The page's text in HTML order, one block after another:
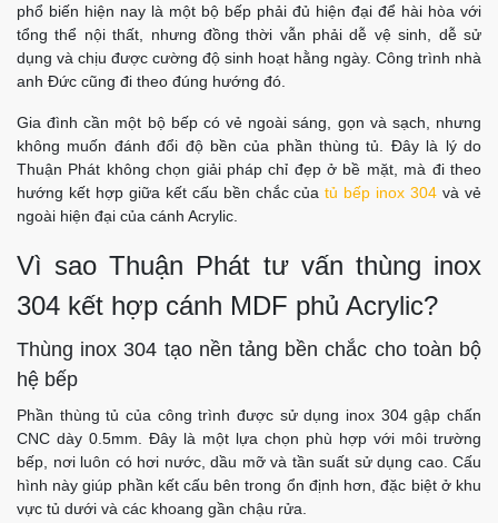
phổ biến hiện nay là một bộ bếp phải đủ hiện đại để hài hòa với
tổng thể nội thất, nhưng đồng thời vẫn phải dễ vệ sinh, dễ sử
dụng và chịu được cường độ sinh hoạt hằng ngày. Công trình nhà
anh Đức cũng đi theo đúng hướng đó.
Gia đình cần một bộ bếp có vẻ ngoài sáng, gọn và sạch, nhưng
không muốn đánh đổi độ bền của phần thùng tủ. Đây là lý do
Thuận Phát không chọn giải pháp chỉ đẹp ở bề mặt, mà đi theo
hướng kết hợp giữa kết cấu bền chắc củatủ bếp inox 304 và vẻ
ngoài hiện đại của cánh Acrylic.
Vì sao Thuận Phát tư vấn thùng inox
304 kết hợp cánh MDF phủ Acrylic?
Thùng inox 304 tạo nền tảng bền chắc cho toàn bộ
hệ bếp
Phần thùng tủ của công trình được sử dụng inox 304 gập chấn
CNC dày 0.5mm. Đây là một lựa chọn phù hợp với môi trường
bếp, nơi luôn có hơi nước, dầu mỡ và tần suất sử dụng cao. Cấu
hình này giúp phần kết cấu bên trong ổn định hơn, đặc biệt ở khu
vực tủ dưới và các khoang gần chậu rửa.